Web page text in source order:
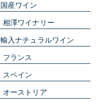
国産ワイン
相澤ワイナリー
輸入ナチュラルワイン
フランス
スペイン
オーストリア